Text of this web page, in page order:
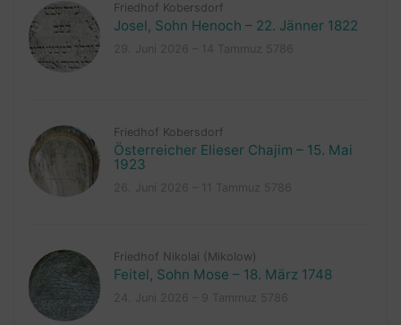
Friedhof Kobersdorf
Josel, Sohn Henoch – 22. Jänner 1822
Friedhof Kobersdorf
Österreicher Elieser Chajim – 15. Mai
1923
Friedhof Nikolai (Mikolow)
Feitel, Sohn Mose – 18. März 1748